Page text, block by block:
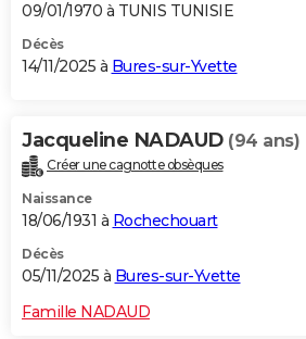
09/01/1970 à TUNIS TUNISIE
Décès
14/11/2025 à Bures-sur-Yvette
Jacqueline NADAUD (94 ans)
Créer une cagnotte obsèques
Naissance
18/06/1931 à Rochechouart
Décès
05/11/2025 à Bures-sur-Yvette
Famille NADAUD